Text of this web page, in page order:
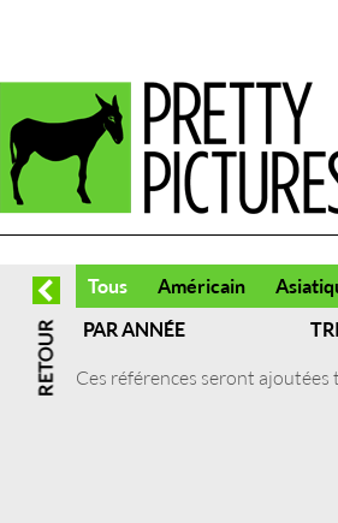
Tous Américain
PAR ANNÉE
Ces références seront